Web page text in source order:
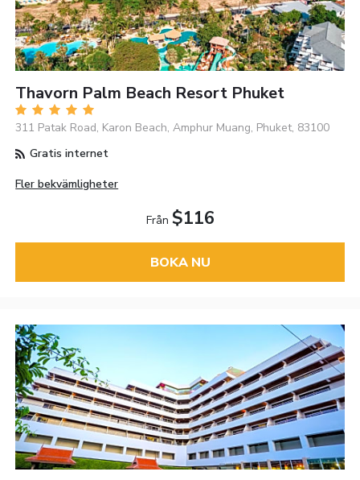
Thavorn Palm Beach Resort Phuket
311 Patak Road, Karon Beach, Amphur Muang, Phuket, 83100
Gratis internet
Fler bekvämligheter
Från $116
BOKA NU